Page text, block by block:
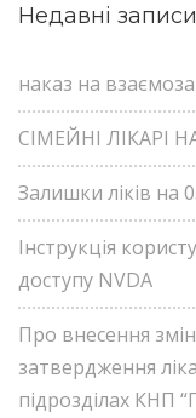
Недавні записи
наказ на
СІМЕЙНІ ЛІКАРІ
Залишки ліків на
Інструкція
доступу NVDA
Про внесення
затвердження
підрозділах КНП